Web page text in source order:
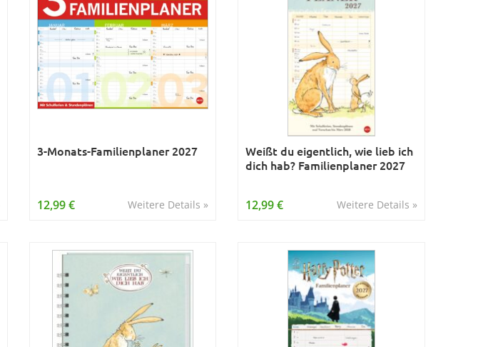
3-Monats-Familienplaner 2027
Weitere Details »
12,99 €
Weißt du eigentlich, wie lieb ich
dich hab? Familienplaner 2027
Weitere Details »
12,99 €